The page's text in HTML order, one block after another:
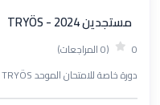
مستجدين TRYÖS - 2024
0 (0 المراجعات)
دورة خاصة للامتحان الموحد TRYÖS يقدمه افضل الأساتذة اصحابين الاختصاص